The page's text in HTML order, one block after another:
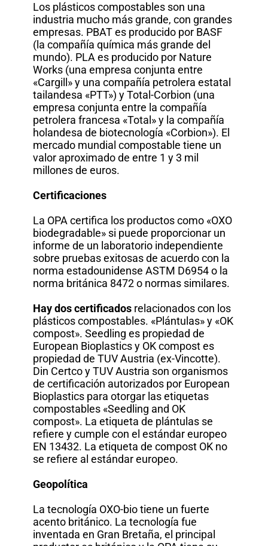
Los plásticos compostables son una
industria mucho más grande, con grandes
empresas. PBAT es producido por BASF
(la compañía química más grande del
mundo). PLA es producido por Nature
Works (una empresa conjunta entre
«Cargill» y una compañía petrolera estatal
tailandesa «PTT») y Total-Corbion (una
empresa conjunta entre la compañía
petrolera francesa «Total» y la compañía
holandesa de biotecnología «Corbion»). El
mercado mundial compostable tiene un
valor aproximado de entre 1 y 3 mil
millones de euros.
Certificaciones
La OPA certifica los productos como «OXO
biodegradable» si puede proporcionar un
informe de un laboratorio independiente
sobre pruebas exitosas de acuerdo con la
norma estadounidense ASTM D6954 o la
norma británica 8472 o normas similares.
Hay dos certificados relacionados con los
plásticos compostables. «Plántulas» y «OK
compost». Seedling es propiedad de
European Bioplastics y OK compost es
propiedad de TUV Austria (ex-Vincotte).
Din Certco y TUV Austria son organismos
de certificación autorizados por European
Bioplastics para otorgar las etiquetas
compostables «Seedling and OK
compost». La etiqueta de plántulas se
refiere y cumple con el estándar europeo
EN 13432. La etiqueta de compost OK no
se refiere al estándar europeo.
Geopolítica
La tecnología OXO-bio tiene un fuerte
acento británico. La tecnología fue
inventada en Gran Bretaña, el principal